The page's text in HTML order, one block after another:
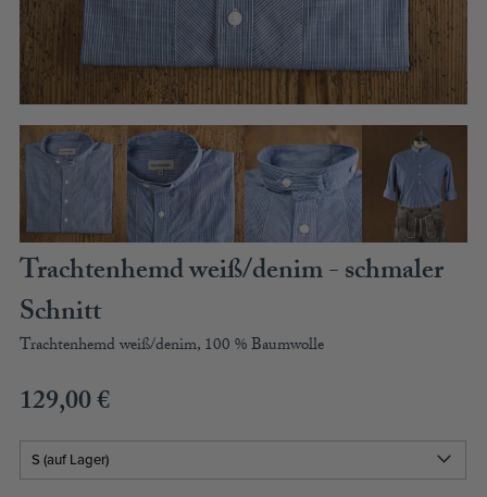
BLUSENKLEIDER
DIRNDLBLUSEN
DIRNDLSCHÜRZEN
DIRNDL
STRICKJANKER
TRACHTENRÖCKE
HÜTE
KINDER
MODE & ARBEITSGWAND
PARKA
PARKA
PULLOVER
Trachtenhemd weiß/denim - schmaler
Schnitt
129,00€
Trachtenhemd weiß/denim, 100 % Baumwolle